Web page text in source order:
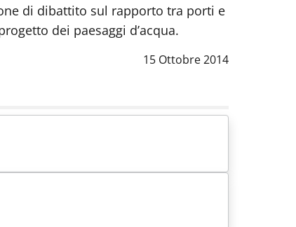
di dibattito sul rapporto tra porti e
dei paesaggi d’acqua.
Data notizia:
15 Ottobre 2014